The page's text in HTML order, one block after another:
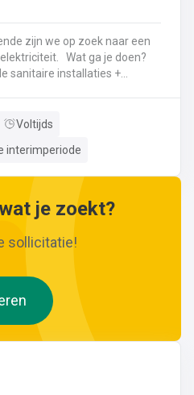
met
zijn we op zoek naar een
ga je doen?
sanitaire installaties +
herstellingen gaan
door! Indien je nog vragen
Voltijds
interimperiode
je zoekt?
sollicitatie!